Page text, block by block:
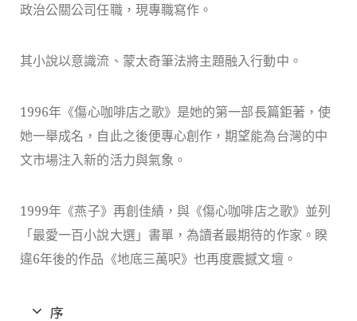
政治公關公司任職，現專職寫作。
其小說以意識流、蒙太奇筆法將主題融入行動中。
1996年《傷心咖啡店之歌》是她的第一部長篇鉅著，使
她一舉成名，自此之後便專心創作，期望能為台灣的中
文市場注入新的活力與氣象。
1999年《燕子》再創佳績，與《傷心咖啡店之歌》並列
「最愛一百小說大選」書單，為讀者最期待的作家。睽
違6年後的作品《地底三萬呎》也再度震撼文壇。
序